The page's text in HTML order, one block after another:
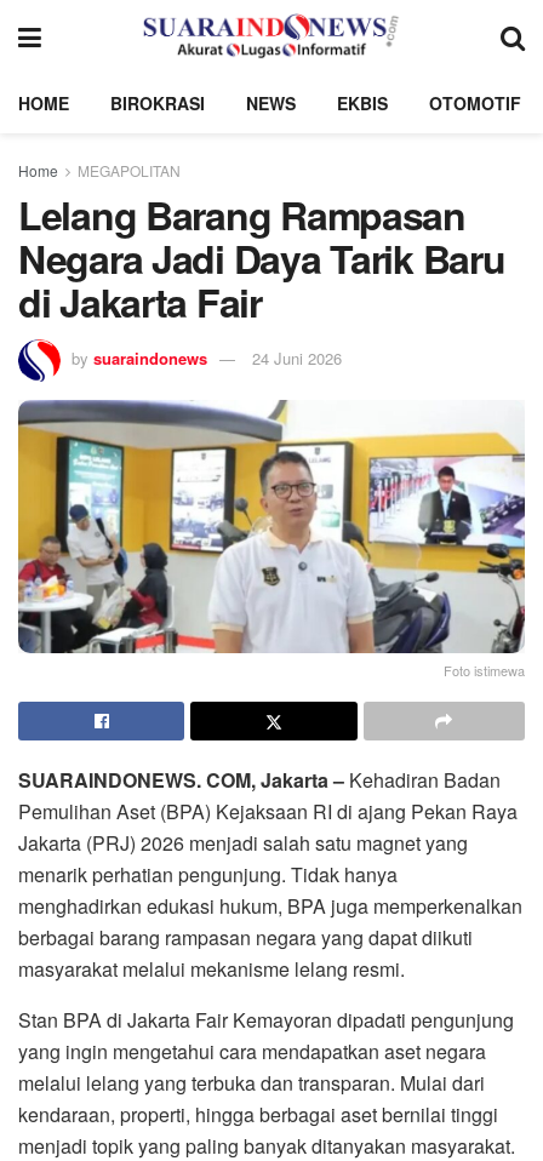
HOME BIROKRASI NEWS EKBIS OTOMOTIF
Home MEGAPOLITAN
Lelang Barang Rampasan
Negara Jadi Daya Tarik Baru
di Jakarta Fair
by suaraindonews 24 Juni 2026
Foto istimewa
SUARAINDONEWS. COM, Jakarta – Kehadiran Badan
Pemulihan Aset (BPA) Kejaksaan RI di ajang Pekan Raya
Jakarta (PRJ) 2026 menjadi salah satu magnet yang
menarik perhatian pengunjung. Tidak hanya
menghadirkan edukasi hukum, BPA juga memperkenalkan
berbagai barang rampasan negara yang dapat diikuti
masyarakat melalui mekanisme lelang resmi.
Stan BPA di Jakarta Fair Kemayoran dipadati pengunjung
yang ingin mengetahui cara mendapatkan aset negara
melalui lelang yang terbuka dan transparan. Mulai dari
kendaraan, properti, hingga berbagai aset bernilai tinggi
menjadi topik yang paling banyak ditanyakan masyarakat.